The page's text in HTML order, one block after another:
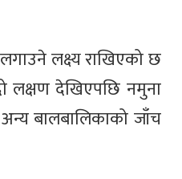
लक्ष्य राखिएको छ
लक्षण देखिएपछि नमुना
बालबालिकाको जाँच